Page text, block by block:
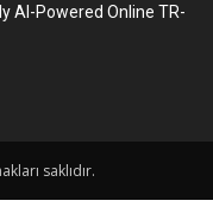
AI-Powered Online TR-
saklıdır.